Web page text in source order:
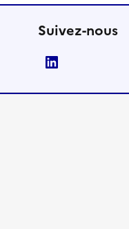
Suivez-nous